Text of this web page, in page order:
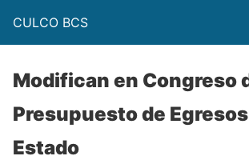
CULCO BCS
Modifican en Congreso
Presupuesto de
Estado